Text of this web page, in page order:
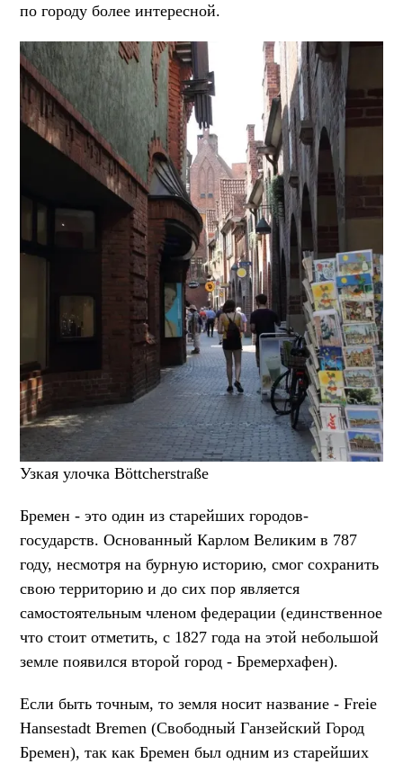
по городу более интересной.
Узкая улочка Böttcherstraße
Бремен - это один из старейших городов-
государств. Основанный Карлом Великим в 787
году, несмотря на бурную историю, смог сохранить
свою территорию и до сих пор является
самостоятельным членом федерации (единственное
что стоит отметить, с 1827 года на этой небольшой
земле появился второй город - Бремерхафен).
Если быть точным, то земля носит название - Freie
Hansestadt Bremen (Свободный Ганзейский Город
Бремен), так как Бремен был одним из старейших